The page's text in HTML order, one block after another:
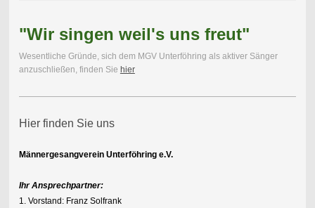
"Wir singen weil's uns freut"
Wesentliche Gründe, sich dem MGV Unterföhring als aktiver Sänger
anzuschließen, finden Sie hier
Hier finden Sie uns
Männergesangverein Unterföhring e.V.
Ihr Ansprechpartner:
1. Vorstand: Franz Solfrank